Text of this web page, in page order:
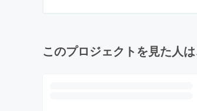
このプロジェクトを見た人